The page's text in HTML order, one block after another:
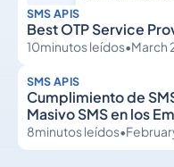
SMS APIS
Best OTP Service
10minutos leídos•March
SMS APIS
Cumplimiento de
Masivo SMS en los
8minutos leídos•